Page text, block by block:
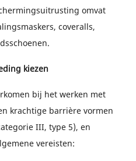
omvat
coveralls,
kiezen
bij het werken met
krachtige barrière vormen
III, type 5), en
vereisten: